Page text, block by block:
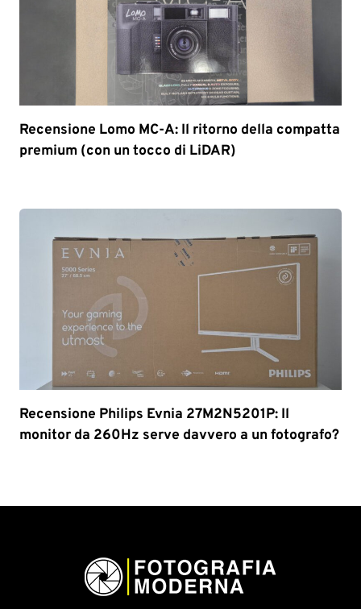
Recensione Lomo MC-A: Il ritorno della compatta
premium (con un tocco di LiDAR)
Recensione Philips Evnia 27M2N5201P: Il
monitor da 260Hz serve davvero a un fotografo?